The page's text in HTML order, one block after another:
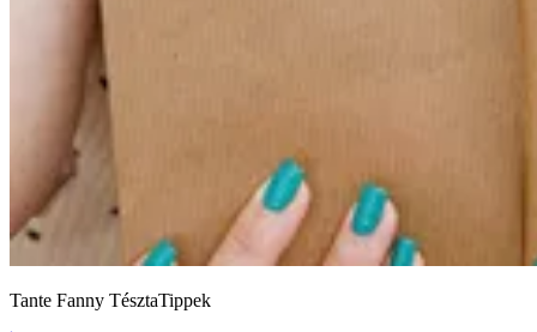
Tante Fanny TésztaTippek